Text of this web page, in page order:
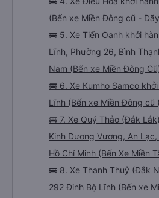
(Bến xe Miền Đông cũ -
🚌 5. Xe Tiến Oanh khởi
Lĩnh, Phường 26, Bình
Nam (Bến xe Miền Đông
🚌 6. Xe Kumho Samco
Lĩnh (Bến xe Miền Đông cũ
🚌 7. Xe Quý Thảo (Đắk
Kinh Dương Vương, An
Hồ Chí Minh (Bến Xe Miền
🚌 8. Xe Thanh Thuỷ (Đắk
292 Đinh Bộ Lĩnh (Bến xe